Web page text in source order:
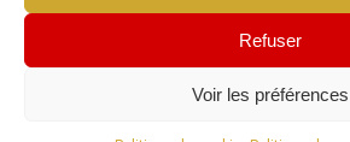
Refuser
Voir les préférences
GESTION DES COOKIES
POLITIQUE DE